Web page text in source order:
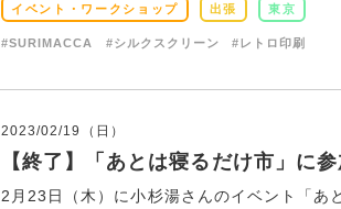
イベント・ワークショップ 出張 東京
#SURIMACCA #シルクスクリーン #レトロ印刷
2023/02/19（日）
【終了】「あとは寝るだけ市」に参
2月23日（木）に小杉湯さんのイベント「あ